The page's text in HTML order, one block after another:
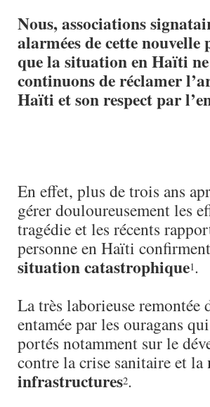
Nous, associations
alarmées de cette
que la situation en Haïti ne
continuons deréclamer
Haïti et son respect par
En effet, plus de trois ans
gérer douloureusement les
tragédie et les récents
personne en Haïti
situation catastrophique1.
La très laborieuse remontée
entamée par les ouragans
portés notamment sur le
contre la crise sanitaire et la
infrastructures2.